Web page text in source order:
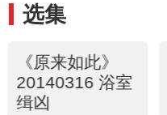
选集
《原来如此》
20140316 浴室
缉凶